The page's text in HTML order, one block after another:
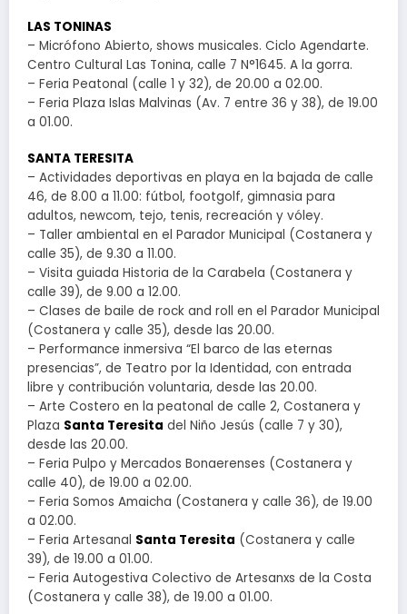
LAS TONINAS
– Micrófono Abierto, shows musicales. Ciclo Agendarte.
Centro Cultural Las Tonina, calle 7 N°1645. A la gorra.
– Feria Peatonal (calle 1 y 32), de 20.00 a 02.00.
– Feria Plaza Islas Malvinas (Av. 7 entre 36 y 38), de 19.00
a 01.00.
SANTA TERESITA
– Actividades deportivas en playa en la bajada de calle
46, de 8.00 a 11.00: fútbol, footgolf, gimnasia para
adultos, newcom, tejo, tenis, recreación y vóley.
– Taller ambiental en el Parador Municipal (Costanera y
calle 35), de 9.30 a 11.00.
– Visita guiada Historia de la Carabela (Costanera y
calle 39), de 9.00 a 12.00.
– Clases de baile de rock and roll en el Parador Municipal
(Costanera y calle 35), desde las 20.00.
– Performance inmersiva “El barco de las eternas
presencias”, de Teatro por la Identidad, con entrada
libre y contribución voluntaria, desde las 20.00.
– Arte Costero en la peatonal de calle 2, Costanera y
Plaza Santa Teresita del Niño Jesús (calle 7 y 30),
desde las 20.00.
– Feria Pulpo y Mercados Bonaerenses (Costanera y
calle 40), de 19.00 a 02.00.
– Feria Somos Amaicha (Costanera y calle 36), de 19.00
a 02.00.
– Feria Artesanal Santa Teresita (Costanera y calle
39), de 19.00 a 01.00.
– Feria Autogestiva Colectivo de Artesanxs de la Costa
(Costanera y calle 38), de 19.00 a 01.00.